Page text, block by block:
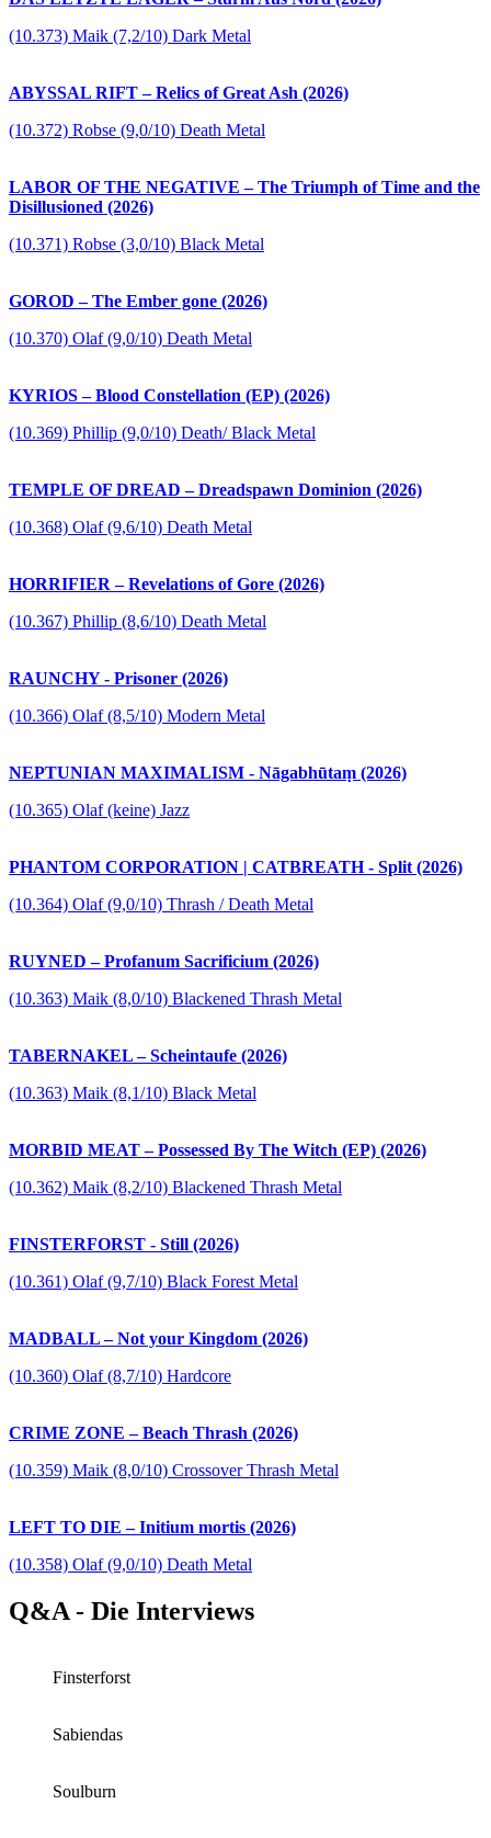
(10.373) Maik (7,2/10) Dark Metal
ABYSSAL RIFT – Relics of Great Ash (2026)
(10.372) Robse (9,0/10) Death Metal
LABOR OF THE NEGATIVE – The Triumph of Time and the
Disillusioned (2026)
(10.371) Robse (3,0/10) Black Metal
GOROD – The Ember gone (2026)
(10.370) Olaf (9,0/10) Death Metal
KYRIOS – Blood Constellation (EP) (2026)
(10.369) Phillip (9,0/10) Death/ Black Metal
TEMPLE OF DREAD – Dreadspawn Dominion (2026)
(10.368) Olaf (9,6/10) Death Metal
HORRIFIER – Revelations of Gore (2026)
(10.367) Phillip (8,6/10) Death Metal
RAUNCHY - Prisoner (2026)
(10.366) Olaf (8,5/10) Modern Metal
NEPTUNIAN MAXIMALISM - Nāgabhūtaṃ (2026)
(10.365) Olaf (keine) Jazz
PHANTOM CORPORATION | CATBREATH - Split (2026)
(10.364) Olaf (9,0/10) Thrash / Death Metal
RUYNED – Profanum Sacrificium (2026)
(10.363) Maik (8,0/10) Blackened Thrash Metal
TABERNAKEL – Scheintaufe (2026)
(10.363) Maik (8,1/10) Black Metal
MORBID MEAT – Possessed By The Witch (EP) (2026)
(10.362) Maik (8,2/10) Blackened Thrash Metal
FINSTERFORST - Still (2026)
(10.361) Olaf (9,7/10) Black Forest Metal
MADBALL – Not your Kingdom (2026)
(10.360) Olaf (8,7/10) Hardcore
CRIME ZONE – Beach Thrash (2026)
(10.359) Maik (8,0/10) Crossover Thrash Metal
LEFT TO DIE – Initium mortis (2026)
(10.358) Olaf (9,0/10) Death Metal
Q&A - Die Interviews
Finsterforst
Sabiendas
Soulburn